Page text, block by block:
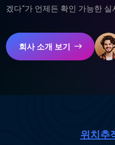
겠다"가 언제든 확인 가능한
회사 소개 보기
위치추